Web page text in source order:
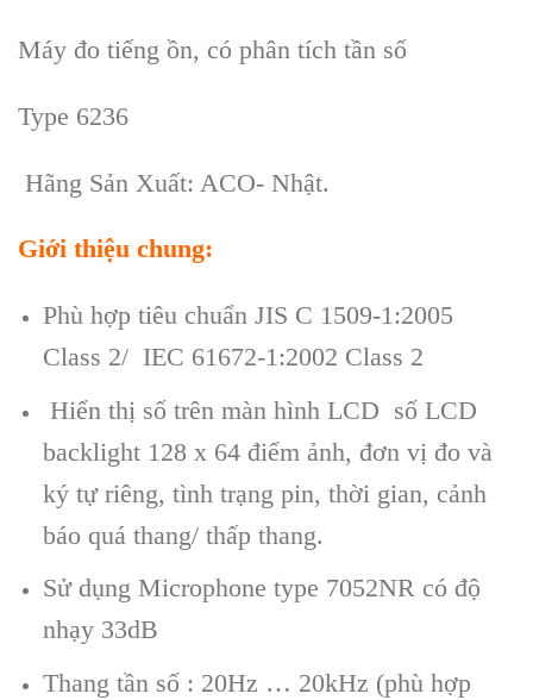
Máy đo tiếng ồn, có phân tích tần số
Type 6236
Hãng Sản Xuất: ACO- Nhật.
Giới thiệu chung:
Phù hợp tiêu chuẩn JIS C 1509-1:2005
Class 2/ IEC 61672-1:2002 Class 2
Hiển thị số trên màn hình LCD số LCD
backlight 128 x 64 điểm ảnh, đơn vị đo và
ký tự riêng, tình trạng pin, thời gian, cảnh
báo quá thang/ thấp thang.
Sử dụng Microphone type 7052NR có độ
nhạy 33dB
Thang tần số : 20Hz … 20kHz (phù hợp